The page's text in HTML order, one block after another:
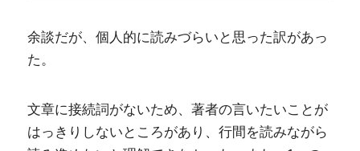
余談だが、個人的に読みづらいと思った訳があっ
た。
文章に接続詞がないため、著者の言いたいことが
はっきりしないところがあり、行間を読みながら